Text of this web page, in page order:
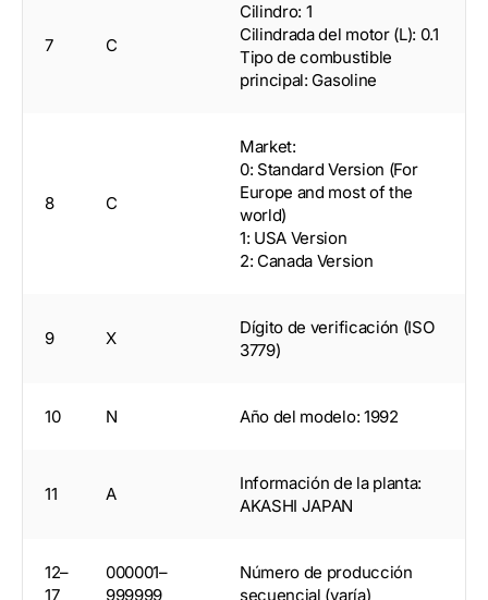
7 C
Cilindro: 1
Cilindrada del motor (L): 0.1
Tipo de combustible
principal: Gasoline
8 C
Market:
0: Standard Version (For
Europe and most of the
world)
1: USA Version
2: Canada Version
9 X
Dígito de verificación (ISO
3779)
10 N Año del modelo: 1992
11 A
Información de la planta:
AKASHI JAPAN
12–
17
000001–
999999
Número de producción
secuencial (varía)